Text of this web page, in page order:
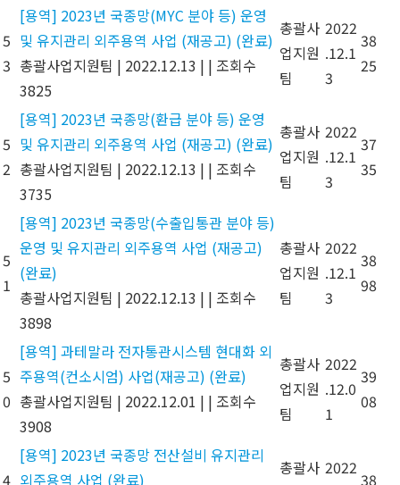
5
3
[용역] 2023년 국종망(MYC 분야 등) 운영
및 유지관리 외주용역 사업 (재공고) (완료)
총괄사업지원팀 | 2022.12.13 | | 조회수
3825
총괄사
업지원
팀
2022
.12.1
3
38
25
5
2
[용역] 2023년 국종망(환급 분야 등) 운영
및 유지관리 외주용역 사업 (재공고) (완료)
총괄사업지원팀 | 2022.12.13 | | 조회수
3735
총괄사
업지원
팀
2022
.12.1
3
37
35
5
1
[용역] 2023년 국종망(수출입통관 분야 등)
운영 및 유지관리 외주용역 사업 (재공고)
(완료)
총괄사업지원팀 | 2022.12.13 | | 조회수
3898
총괄사
업지원
팀
2022
.12.1
3
38
98
5
0
[용역] 과테말라 전자통관시스템 현대화 외
주용역(컨소시엄) 사업(재공고) (완료)
총괄사업지원팀 | 2022.12.01 | | 조회수
3908
총괄사
업지원
팀
2022
.12.0
1
39
08
4
[용역] 2023년 국종망 전산설비 유지관리
외주용역 사업 (완료)
총괄사 2022
38